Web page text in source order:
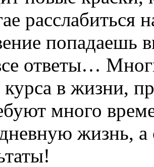
расслабиться
попадаешь
ответы…
курса в жизни,
много
жизнь,